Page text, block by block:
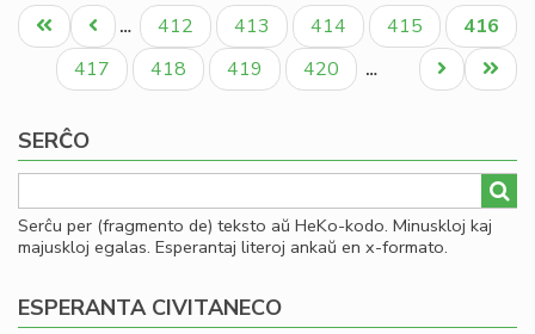
funebras
pri
Lee
Chong-
Pagination
Unua
paĝo
Antaŭa
paĝo
… Paĝo
412 Paĝo
413 Paĝo
414 Paĝo
415
Aktuala
paĝo
416
Paĝo
417 Paĝo
418 Paĝo
419 Paĝo
420 …
Last
page
Next
page
SERĈO
Serĉu per (fragmento de) teksto aŭ HeKo-kodo. Minuskloj kaj
majuskloj egalas. Esperantaj literoj ankaŭ en x-formato.
ESPERANTA CIVITANECO